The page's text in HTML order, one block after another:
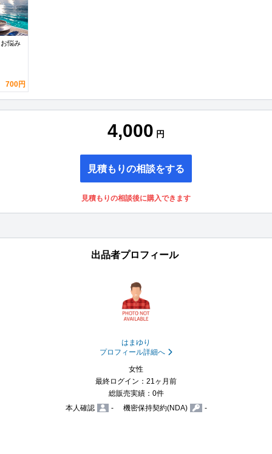
悩み
700円
4,000 円
見積もりの相談をする
見積もりの相談後に購入できます
出品者プロフィール
はまゆり
プロフィール詳細へ
女性
最終ログイン：21ヶ月前
総販売実績：0件
本人確認
- 機密保持契約(NDA) -